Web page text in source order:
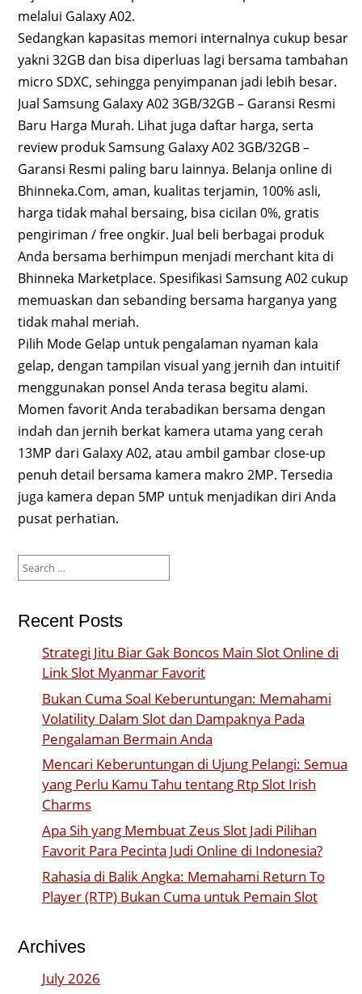
melalui Galaxy A02.
Sedangkan kapasitas memori internalnya cukup besar
yakni 32GB dan bisa diperluas lagi bersama tambahan
micro SDXC, sehingga penyimpanan jadi lebih besar.
Jual Samsung Galaxy A02 3GB/32GB – Garansi Resmi
Baru Harga Murah. Lihat juga daftar harga, serta
review produk Samsung Galaxy A02 3GB/32GB –
Garansi Resmi paling baru lainnya. Belanja online di
Bhinneka.Com, aman, kualitas terjamin, 100% asli,
harga tidak mahal bersaing, bisa cicilan 0%, gratis
pengiriman / free ongkir. Jual beli berbagai produk
Anda bersama berhimpun menjadi merchant kita di
Bhinneka Marketplace. Spesifikasi Samsung A02 cukup
memuaskan dan sebanding bersama harganya yang
tidak mahal meriah.
Pilih Mode Gelap untuk pengalaman nyaman kala
gelap, dengan tampilan visual yang jernih dan intuitif
menggunakan ponsel Anda terasa begitu alami.
Momen favorit Anda terabadikan bersama dengan
indah dan jernih berkat kamera utama yang cerah
13MP dari Galaxy A02, atau ambil gambar close-up
penuh detail bersama kamera makro 2MP. Tersedia
juga kamera depan 5MP untuk menjadikan diri Anda
pusat perhatian.
for:
Recent Posts
Strategi Jitu Biar Gak Boncos Main Slot Online di
Link Slot Myanmar Favorit
Bukan Cuma Soal Keberuntungan: Memahami
Volatility Dalam Slot dan Dampaknya Pada
Pengalaman Bermain Anda
Mencari Keberuntungan di Ujung Pelangi: Semua
yang Perlu Kamu Tahu tentang Rtp Slot Irish
Charms
Apa Sih yang Membuat Zeus Slot Jadi Pilihan
Favorit Para Pecinta Judi Online di Indonesia?
Rahasia di Balik Angka: Memahami Return To
Player (RTP) Bukan Cuma untuk Pemain Slot
Archives
July 2026